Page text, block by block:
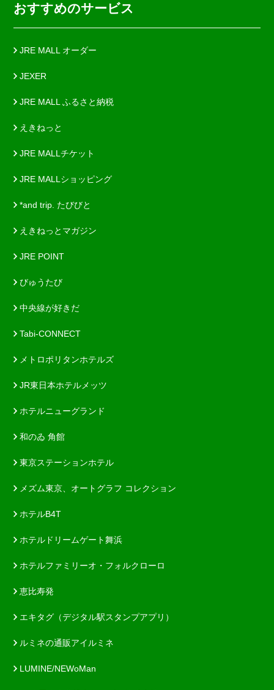
おすすめのサービス
JRE MALL オーダー
JEXER
JRE MALL ふるさと納税
えきねっと
JRE MALLチケット
JRE MALLショッピング
*and trip. たびびと
えきねっとマガジン
JRE POINT
びゅうたび
中央線が好きだ
Tabi-CONNECT
メトロポリタンホテルズ
JR東日本ホテルメッツ
ホテルニューグランド
和のゐ 角館
東京ステーションホテル
メズム東京、オートグラフ コレクション
ホテルB4T
ホテルドリームゲート舞浜
ホテルファミリーオ・フォルクローロ
恵比寿発
エキタグ（デジタル駅スタンプアプリ）
ルミネの通販アイルミネ
LUMINE/NEWoMan